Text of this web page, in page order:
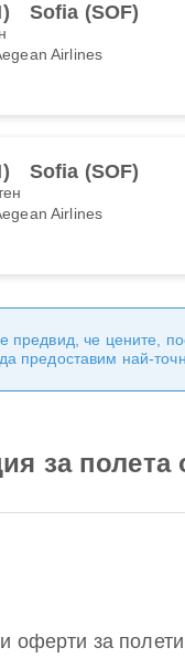
Sofia (SOF)
Airlines
Sofia (SOF)
Airlines
предвид, че цените,
предоставим най-
за полета
оферти за полети